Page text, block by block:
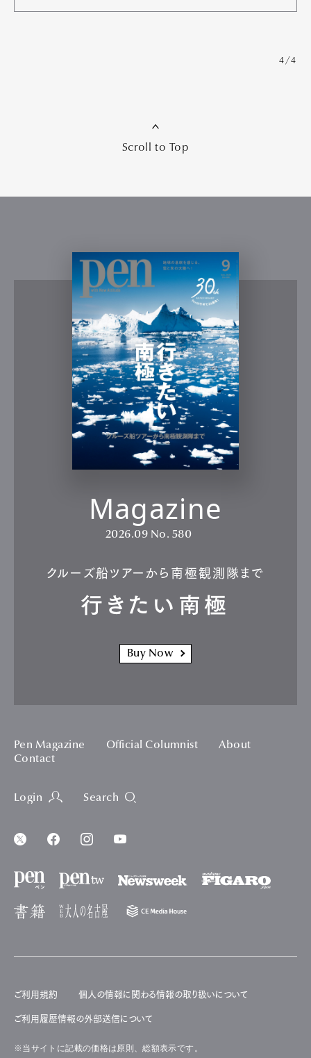
4/4
Scroll to Top
Magazine
2026.09 No. 580
クルーズ船ツアーから南極観測隊まで
行きたい南極
Buy Now
Pen Magazine Official Columnist
About
Contact
Login Search
ご利用規約 個人の情報に関わる情報の取り扱いについて
ご利用履歴情報の外部送信について
※当サイトに記載の価格は原則、総額表示です。